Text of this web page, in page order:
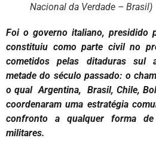
Nacional da Verdade – Brasil)
Foi o governo italiano, presidido
constituiu como parte civil no
cometidos pelas ditaduras sul
metade do século passado: o
o qual Argentina, Brasil, Chile,
coordenaram uma estratégia
confronto a qualquer forma
militares.